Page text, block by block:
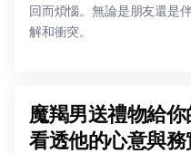
回而煩惱。無論是朋友還是
解和衝突。
魔羯男送禮物給
看透他的心意與